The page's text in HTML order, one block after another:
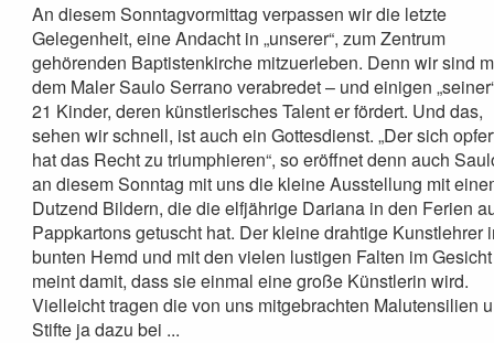
An diesem Sonntagvormittag verpassen wir die letzte
Gelegenheit, eine Andacht in „unserer“, zum Zentrum
gehörenden Baptistenkirche mitzuerleben. Denn wir sind
dem Maler Saulo Serrano verabredet – und einigen
21 Kinder, deren künstlerisches Talent er fördert. Und das,
sehen wir schnell, ist auch ein Gottesdienst. „Der sich
hat das Recht zu triumphieren“, so eröffnet denn auch
an diesem Sonntag mit uns die kleine Ausstellung mit
Dutzend Bildern, die die elfjährige Dariana in den Ferien
Pappkartons getuscht hat. Der kleine drahtige Kunstlehrer
bunten Hemd und mit den vielen lustigen Falten im Gesicht
meint damit, dass sie einmal eine große Künstlerin wird.
Vielleicht tragen die von uns mitgebrachten Malutensilien
Stifte ja dazu bei ...